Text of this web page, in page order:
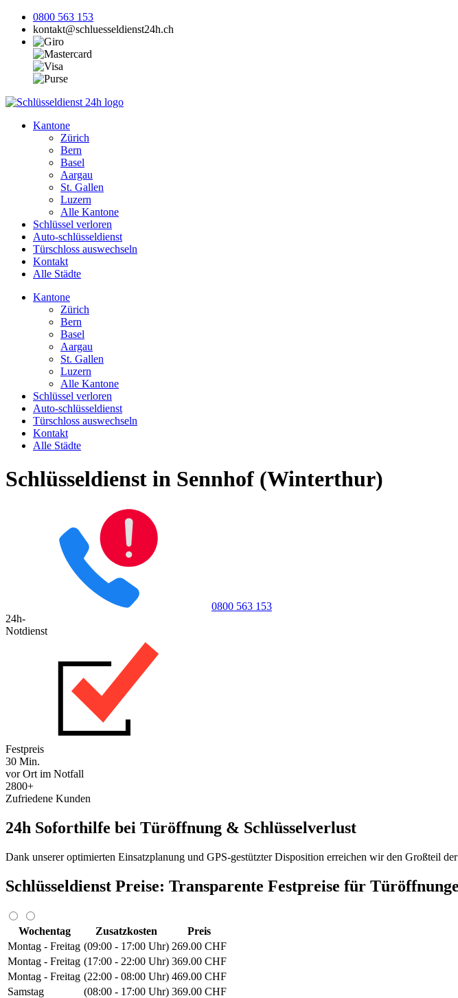
0800 563 153
kontakt@schluesseldienst24h.ch
Kantone
Zürich
Bern
Basel
Aargau
St. Gallen
Luzern
Alle Kantone
Schlüssel verloren
Auto-schlüsseldienst
Türschloss auswechseln
Kontakt
Alle Städte
Kantone
Zürich
Bern
Basel
Aargau
St. Gallen
Luzern
Alle Kantone
Schlüssel verloren
Auto-schlüsseldienst
Türschloss auswechseln
Kontakt
Alle Städte
Schlüsseldienst in Sennhof (Winterthur)
0800 563 153
24h-
Notdienst
Festpreis
30 Min.
vor Ort im Notfall
2800+
Zufriedene Kunden
24h Soforthilfe bei Türöffnung & Schlüsselverlust
Dank unserer optimierten Einsatzplanung und GPS-gestützter Disposition erreichen wir den Großteil
Schlüsseldienst Preise: Transparente Festpreise für
Wochentag Zusatzkosten
Preis
Montag - Freitag (09:00 - 17:00 Uhr) 269.00 CHF
Montag - Freitag (17:00 - 22:00 Uhr) 369.00 CHF
Montag - Freitag (22:00 - 08:00 Uhr) 469.00 CHF
Samstag
(08:00 - 17:00 Uhr) 369.00 CHF